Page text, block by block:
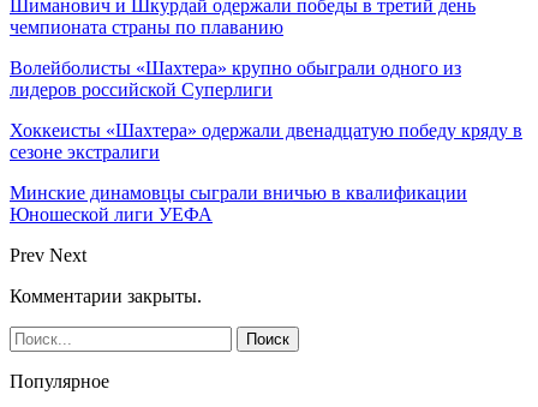
Шиманович и Шкурдай одержали победы в третий день
чемпионата страны по плаванию
Волейболисты «Шахтера» крупно обыграли одного из
лидеров российской Суперлиги
Хоккеисты «Шахтера» одержали двенадцатую победу кряду в
сезоне экстралиги
Минские динамовцы сыграли вничью в квалификации
Юношеской лиги УЕФА
Prev Next
Комментарии закрыты.
Популярное